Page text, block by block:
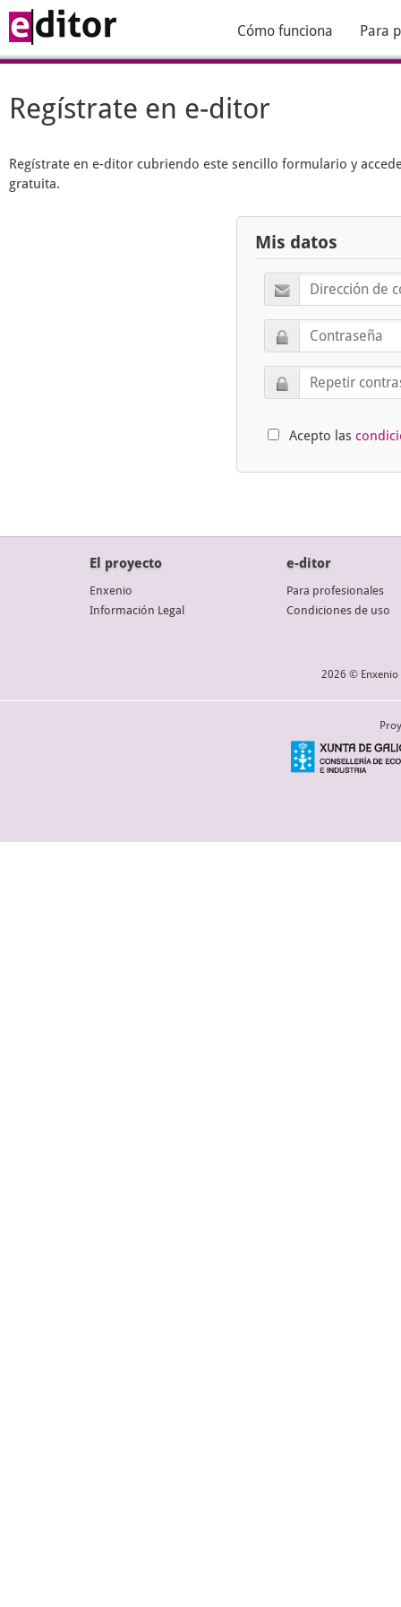
Cómo funciona Para
Regístrate en e-ditor
Regístrate en e-ditor cubriendo este sencillo formulario y
gratuita.
Mis datos
Acepto las
El proyecto
Enxenio
Información Legal
e-ditor
Para profesionales
Condiciones de uso
2026 © Enxenio